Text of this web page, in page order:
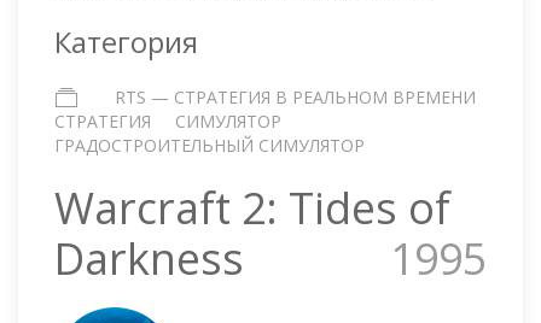
Категория
RTS — СТРАТЕГИЯ В РЕАЛЬНОМ ВРЕМЕНИ
СТРАТЕГИЯ
СИМУЛЯТОР
ГРАДОСТРОИТЕЛЬНЫЙ СИМУЛЯТОР
Warcraft 2: Tides of
Darkness
1995